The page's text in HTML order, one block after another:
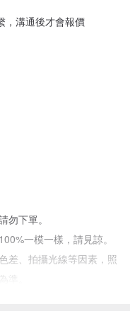
，溝通後才會報價
勿下單。
一模一樣，請見諒。
差、拍攝光線等因素，照
準。